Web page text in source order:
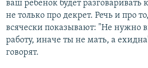
ваш ребенок будет разговаривать
не только про декрет. Речь и про
всячески показывают: "Не нужно
работу, иначе ты не мать, а
говорят.